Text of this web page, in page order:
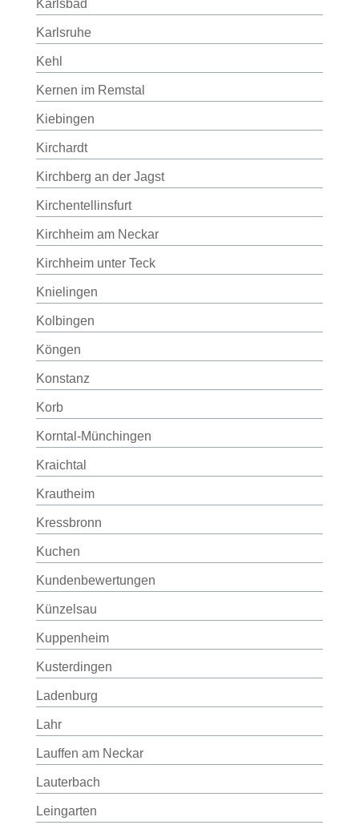
Karlsbad
Karlsruhe
Kehl
Kernen im Remstal
Kiebingen
Kirchardt
Kirchberg an der Jagst
Kirchentellinsfurt
Kirchheim am Neckar
Kirchheim unter Teck
Knielingen
Kolbingen
Köngen
Konstanz
Korb
Korntal-Münchingen
Kraichtal
Krautheim
Kressbronn
Kuchen
Kundenbewertungen
Künzelsau
Kuppenheim
Kusterdingen
Ladenburg
Lahr
Lauffen am Neckar
Lauterbach
Leingarten